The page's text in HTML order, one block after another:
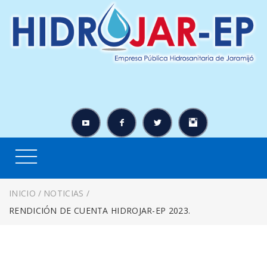
INICIO / NOTICIAS /
RENDICIÓN DE CUENTA HIDROJAR-EP 2023.